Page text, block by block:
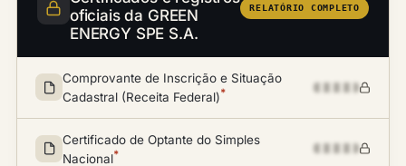
oficiais da GREEN
ENERGY SPE S.A.
RELATÓRIO COMPLETO
Comprovante de Inscrição e Situação
Cadastral (Receita Federal)*
Certificado de Optante do Simples
Nacional*